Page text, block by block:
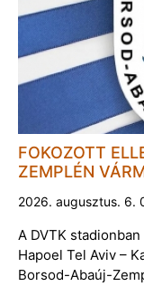
FOKOZOTT
ZEMPLÉN
2026. augusztus. 6.
A DVTK
Hapoel Tel Aviv –
Borsod-Abaúj-